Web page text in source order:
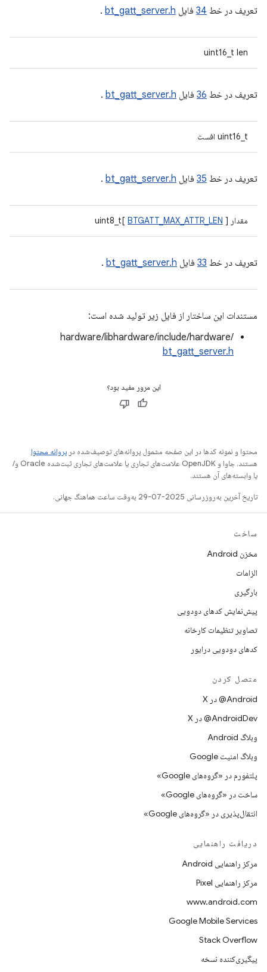
تعریف در خط 34 فایل bt_gatt_server.h
.
uint16_t len
تعریف در خط 36 فایل bt_gatt_server.h
.
uint16_t افست
تعریف در خط 35 فایل bt_gatt_server.h
.
مقدار uint8_t[ BTGATT_MAX_ATTR_LEN ]
تعریف در خط 33 فایل bt_gatt_server.h
.
مستندات این ساختار از فایل زیر تولید شده است:
hardware/libhardware/include/hardware/
bt_gatt_server.h
این مرور مفید بود؟
محتوا و نمونه کدها در این صفحه مشمول پروانه‌های توصیف‌شده در پروانه محتوا
هستند. جاوا و OpenJDK علامت‌های تجاری یا علامت‌های تجاری ثبت‌شده Oracle و/
یا وابسته‌های آن هستند.
تاریخ آخرین به‌روزرسانی 2025-07-29 به‌وقت ساعت هماهنگ جهانی.
ساخت
مخزن Android
الزامات
بارگیری
پیش‌نمایش کدهای دودویی
تصاویر تنظیمات کارخانه
کدهای دودویی درایور
متصل کردن
‫‎@Android در X
‫‎@AndroidDev در X
وبلاگ Android
وبلاگ امنیت Google
پلتفورم در «گروه‌های Google»
ساخت در «گروه‌های Google»
انتقال‌پذیری در «گروه‌های Google»
دریافت راهنمایی
مرکز راهنمایی Android
مرکز راهنمایی Pixel
www.android.com
Google Mobile Services
Stack Overflow
پیگیری‌کننده نسخه